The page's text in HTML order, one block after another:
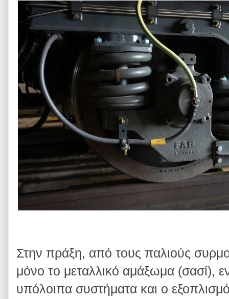
Στην πράξη, από τους παλιούς
μόνο το μεταλλικό αμάξωμα (σασί),
υπόλοιπα συστήματα και ο